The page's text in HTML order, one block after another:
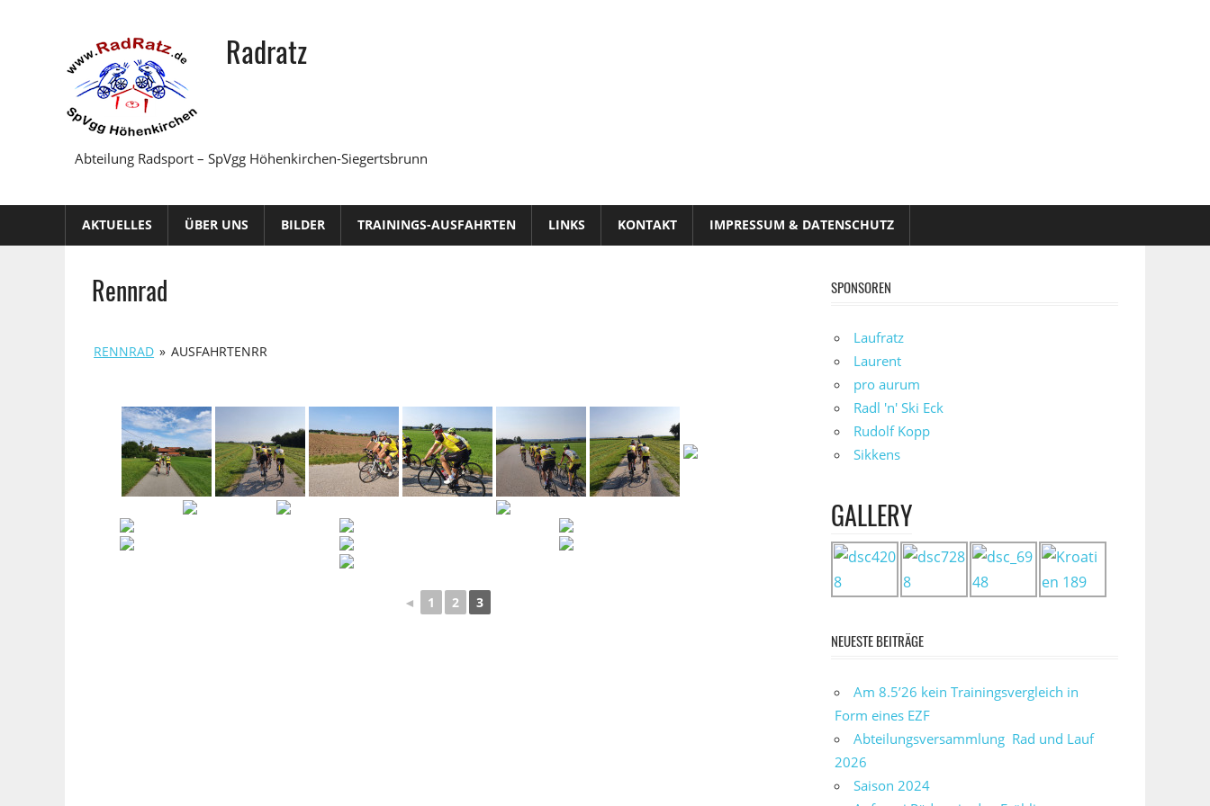
Radratz
Abteilung Radsport – SpVgg Höhenkirchen-Siegertsbrunn
AKTUELLES ÜBER UNS BILDER TRAININGS-AUSFAHRTEN LINKS KONTAKT IMPRESSUM & DATENSCHUTZ
Rennrad
RENNRAD » AUSFAHRTENRR
◄ 1 2 3
SPONSOREN
Laufratz
Laurent
pro aurum
Radl 'n' Ski Eck
Rudolf Kopp
Sikkens
GALLERY
NEUESTE BEITRÄGE
Am 8.5’26 kein Trainingsvergleich in
Form eines EZF
Abteilungsversammlung Rad und Lauf
2026
Saison 2024